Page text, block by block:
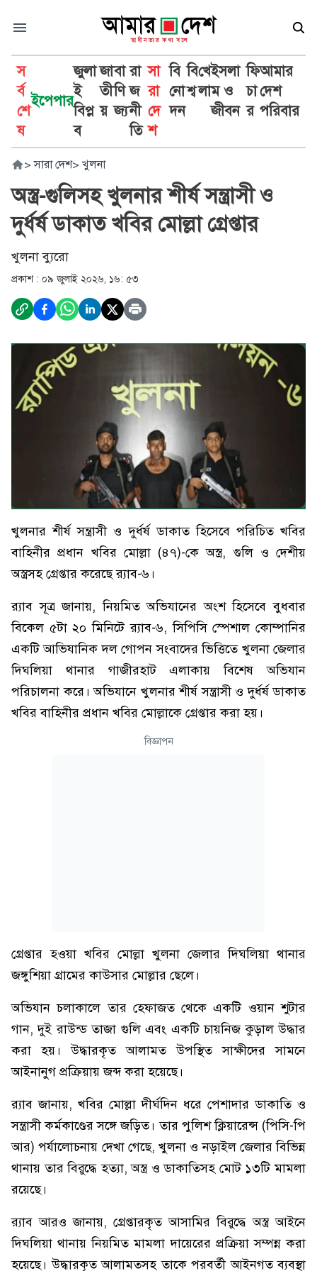
স
র্ব
শে
ষ
ইপেপার
জুলা
ই
বিপ্ল
ব
জা
তী
য়
বা
ণি
জ্য
রা
জ
নী
তি
সা
রা
দে
শ
বি
নো
দন
বি
শ্ব
খে
লা
ইসলা
ম ও
জীবন
ফি
চা
র
আমার
দেশ
পরিবার
> সারা দেশ> খুলনা
অস্ত্র-গুলিসহ খুলনার শীর্ষ সন্ত্রাসী ও
দুর্ধর্ষ ডাকাত খবির মোল্লা গ্রেপ্তার
খুলনা ব্যুরো
প্রকাশ : ০৯ জুলাই ২০২৬, ১৬: ৫৩
খুলনার শীর্ষ সন্ত্রাসী ও দুর্ধর্ষ ডাকাত হিসেবে পরিচিত খবির
বাহিনীর প্রধান খবির মোল্লা (৪৭)-কে অস্ত্র, গুলি ও দেশীয়
অস্ত্রসহ গ্রেপ্তার করেছে র‍্যাব-৬।
র‍্যাব সূত্র জানায়, নিয়মিত অভিযানের অংশ হিসেবে বুধবার
বিকেল ৫টা ২০ মিনিটে র‍্যাব-৬, সিপিসি স্পেশাল কোম্পানির
একটি আভিযানিক দল গোপন সংবাদের ভিত্তিতে খুলনা জেলার
দিঘলিয়া থানার গাজীরহাট এলাকায় বিশেষ অভিযান
পরিচালনা করে। অভিযানে খুলনার শীর্ষ সন্ত্রাসী ও দুর্ধর্ষ ডাকাত
খবির বাহিনীর প্রধান খবির মোল্লাকে গ্রেপ্তার করা হয়।
বিজ্ঞাপন
গ্রেপ্তার হওয়া খবির মোল্লা খুলনা জেলার দিঘলিয়া থানার
জঙ্গুশিয়া গ্রামের কাউসার মোল্লার ছেলে।
অভিযান চলাকালে তার হেফাজত থেকে একটি ওয়ান শুটার
গান, দুই রাউন্ড তাজা গুলি এবং একটি চায়নিজ কুড়াল উদ্ধার
করা হয়। উদ্ধারকৃত আলামত উপস্থিত সাক্ষীদের সামনে
আইনানুগ প্রক্রিয়ায় জব্দ করা হয়েছে।
র‍্যাব জানায়, খবির মোল্লা দীর্ঘদিন ধরে পেশাদার ডাকাতি ও
সন্ত্রাসী কর্মকাণ্ডের সঙ্গে জড়িত। তার পুলিশ ক্লিয়ারেন্স (পিসি-পি
আর) পর্যালোচনায় দেখা গেছে, খুলনা ও নড়াইল জেলার বিভিন্ন
থানায় তার বিরুদ্ধে হত্যা, অস্ত্র ও ডাকাতিসহ মোট ১৩টি মামলা
রয়েছে।
র‍্যাব আরও জানায়, গ্রেপ্তারকৃত আসামির বিরুদ্ধে অস্ত্র আইনে
দিঘলিয়া থানায় নিয়মিত মামলা দায়েরের প্রক্রিয়া সম্পন্ন করা
হয়েছে। উদ্ধারকৃত আলামতসহ তাকে পরবর্তী আইনগত ব্যবস্থা